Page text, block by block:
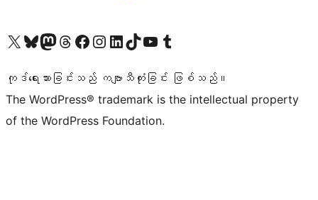
ကျွန်ုပ်တို့၏ X (ယခင် Twitter) အကောင့်သို့ သွားရောက်ကြည့်ရှုပါကျွန်ုပ်တို့၏ Bluesky အကောင့်သို့ ဝင်ရောက်ကြည့်ရှုရန်
ကျွန်ုပ်တို့၏ Mastodon အကောင့်သို့ သွားရောက်ကြည့်ရှုပါကျွန်ုပ်တို့၏ Threads အကောင့်သို့ ဝင်ရောက်ကြည့်ရှုရန်
ကျွန်ုပ်တို့၏ Facebook စာမျက်နှာသို့ သွားရောက်ကြည့်ရှုပါကျွန်ုပ်တို့၏ Instagram အကောင့်သို့ သွားရောက်ကြည့်ရှုပါ ကျွန်ုပ်တို့၏ LinkedIn အကောင့်သို့ သွားရောက်ကြည့်ရှုပါကျွန်ုပ်တို့၏ TikTok အကောင့်သို့ ဝင်ရောက်ကြည့်ရှုရန်
ကျွန်ုပ်တို့၏ YouTube ချန်နယ်သို့ သွားရောက်ကြည့်ရှုပါ ကျွန်ုပ်တို့၏ Tumblr အကောင့်သို့ ဝင်ရောက်ကြည့်ရှုရန်
ကုဒ်ရေးသားခြင်းသည် ကဗျာသီကုံးခြင်း ဖြစ်သည်။
The WordPress® trademark is the intellectual property
of the WordPress Foundation.